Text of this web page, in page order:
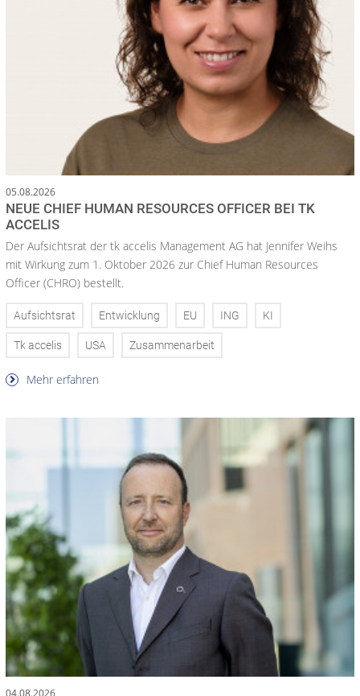
05.08.2026
NEUE CHIEF HUMAN RESOURCES OFFICER BEI TK
ACCELIS
Der Aufsichtsrat der tk accelis Management AG hat Jennifer Weihs
mit Wirkung zum 1. Oktober 2026 zur Chief Human Resources
Officer (CHRO) bestellt.
Aufsichtsrat Entwicklung EU ING KI
Tk accelis USA Zusammenarbeit
Mehr erfahren
04.08.2026